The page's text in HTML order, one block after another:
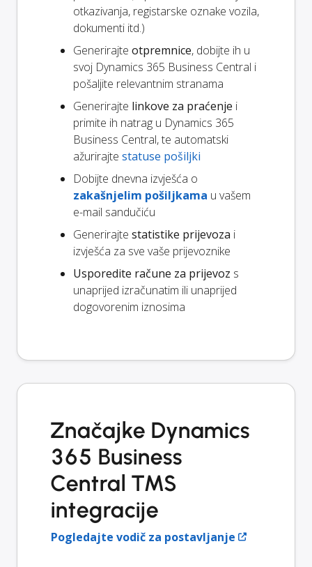
otkazivanja, registarske oznake vozila,
dokumenti itd.)
Generirajte otpremnice, dobijte ih u
svoj Dynamics 365 Business Central i
pošaljite relevantnim stranama
Generirajte linkove za praćenje i
primite ih natrag u Dynamics 365
Business Central, te automatski
ažurirajte statuse pošiljki
Dobijte dnevna izvješća o
zakašnjelim pošiljkama u vašem
e-mail sandučiću
Generirajte statistike prijevoza i
izvješća za sve vaše prijevoznike
Usporedite račune za prijevoz s
unaprijed izračunatim ili unaprijed
dogovorenim iznosima
Značajke Dynamics
365 Business
Central TMS
integracije
Pogledajte vodič za postavljanje